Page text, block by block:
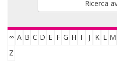
Ricerca
∞ A B C D E F G H I J K L M
Z